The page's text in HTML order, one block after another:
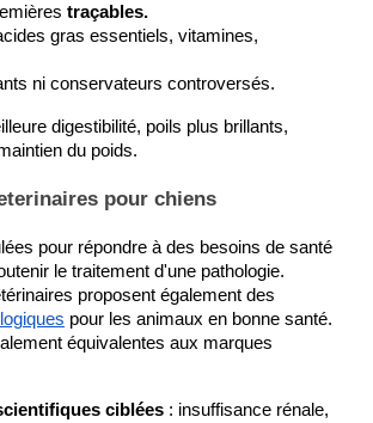
traçables.
gras essentiels, vitamines,
ni conservateurs controversés.
digestibilité, poils plus brillants,
du poids.
pour chiens
pour répondre à des besoins de santé
le traitement d'une pathologie.
pour les animaux en bonne santé.
équivalentes aux marques
ciblées : insuffisance rénale,